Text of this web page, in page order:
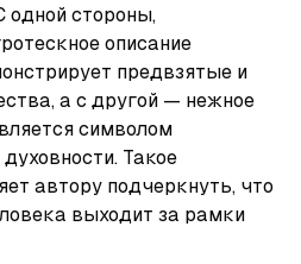
одной стороны,
описание
предвзятые и
а с другой — нежное
символом
Такое
автору подчеркнуть, что
выходит за рамки